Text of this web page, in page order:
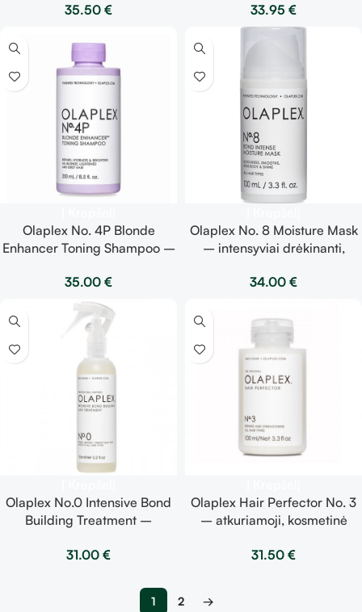
35.50 €
33.95 €
Olaplex No. 4P Blonde
Enhancer Toning Shampoo –
stiprinantis šampūnas 250ml
35.00 €
Olaplex No. 8 Moisture Mask
– intensyviai drėkinanti,
kaukė 100 ml
34.00 €
Olaplex No.0 Intensive Bond
Building Treatment –
atkūrimo priemonė 155ml
31.00 €
Olaplex Hair Perfector No. 3
– atkuriamoji, kosmetinė
vidaus 100 ml
31.50 €
1 2 →